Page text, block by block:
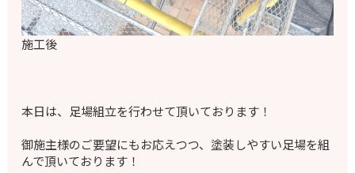
施工後
本日は、足場組立を行わせて頂いております！
御施主様のご要望にもお応えつつ、塗装しやすい足場を組
んで頂いております！